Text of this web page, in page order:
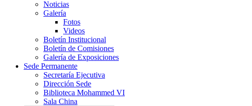
Noticias
Galería
Fotos
Videos
Boletín Institucional
Boletín de Comisiones
Galería de Exposiciones
Sede Permanente
Secretaría Ejecutiva
Dirección Sede
Biblioteca Mohammed VI
Sala China